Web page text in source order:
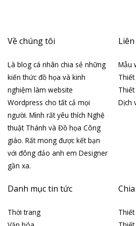
Về chúng tôi
Là blog cá nhân chia sẻ những
kiến thức đồ họa và kinh
nghiệm làm website
Wordpress cho tất cả mọi
người. Mình rất yêu thích Nghệ
thuật Thánh và Đồ họa Công
giáo. Rất mong được kết bạn
với đông đảo anh em Designer
gần xa.
Mẫu
Dịch
Danh mục tin tức
Thời trang